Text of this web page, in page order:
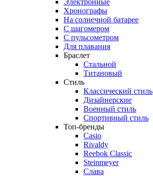
Электронные
Хронографы
На солнечной батарее
С шагомером
С пульсометром
Для плавания
Браслет
Стальной
Титановый
Стиль
Классический стиль
Дизайнерские
Военный стиль
Спортивный стиль
Топ-бренды
Casio
Rivaldy
Reebok Classic
Steinmeyer
Слава